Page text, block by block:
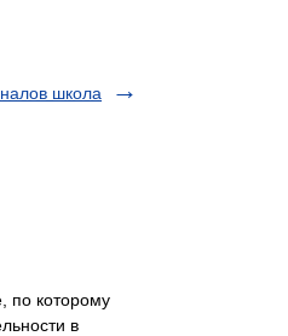
школа
по которому
в